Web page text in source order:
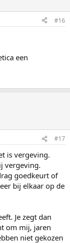
#16
een
#17
is vergeving.
vergeving.
goedkeurt of
bij elkaar op de
Je zegt dan
om mij, jaren
niet gekozen